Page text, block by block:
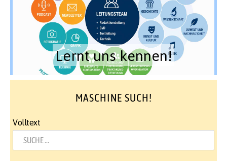
Lernt uns kennen!
MASCHINE SUCH!
Volltext